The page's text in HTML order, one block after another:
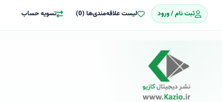
ثبت نام / ورود لیست علاقه‌مندی‌ها (0) تسویه حساب